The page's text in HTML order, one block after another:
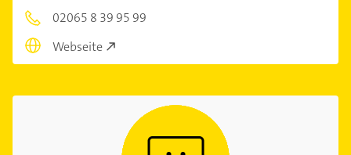
02065 8 39 95 99
Webseite